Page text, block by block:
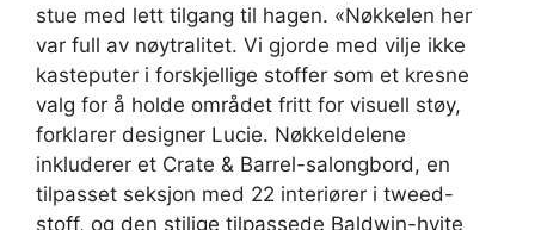
stue med lett tilgang til hagen. «Nøkkelen her
var full av nøytralitet. Vi gjorde med vilje ikke
kasteputer i forskjellige stoffer som et kresne
valg for å holde området fritt for visuell støy,
forklarer designer Lucie. Nøkkeldelene
inkluderer et Crate & Barrel-salongbord, en
tilpasset seksjon med 22 interiører i tweed-
stoff, og den stilige tilpassede Baldwin-hvite